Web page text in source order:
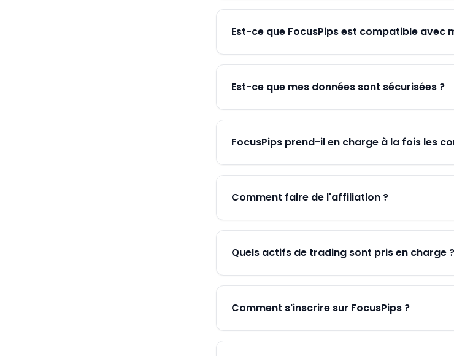
Est-ce que FocusPips est compatible avec
Est-ce que mes données sont sécurisées ?
FocusPips prend-il en charge à la fois les
Comment faire de l'affiliation ?
Quels actifs de trading sont pris en charge ?
Comment s'inscrire sur FocusPips ?